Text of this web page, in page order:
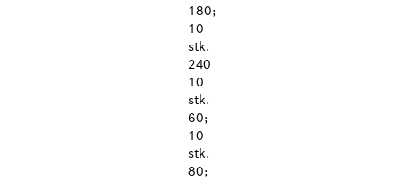
180;
10
stk.
240
10
stk.
60;
10
stk.
80;